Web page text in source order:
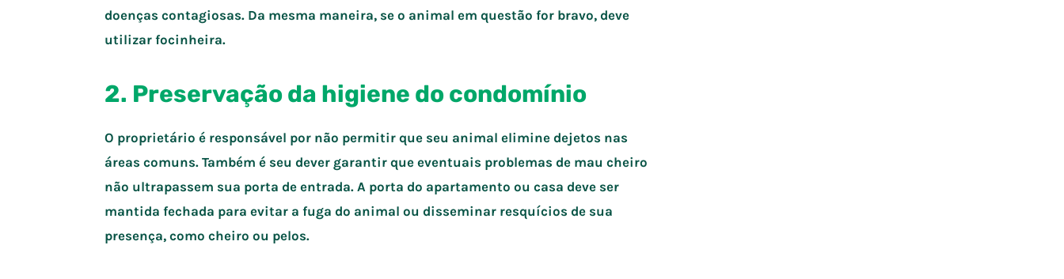
doenças contagiosas. Da mesma maneira, se o animal em questão for bravo, deve
utilizar focinheira.
2. Preservação da higiene do condomínio
O proprietário é responsável por não permitir que seu animal elimine dejetos nas
áreas comuns. Também é seu dever garantir que eventuais problemas de mau cheiro
não ultrapassem sua porta de entrada. A porta do apartamento ou casa deve ser
mantida fechada para evitar a fuga do animal ou disseminar resquícios de sua
presença, como cheiro ou pelos.